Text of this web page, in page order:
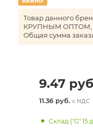
Товар данного
КРУПНЫМ
Общая сумма
9.47
11.36 руб. с НДС
Склад ("G" 15